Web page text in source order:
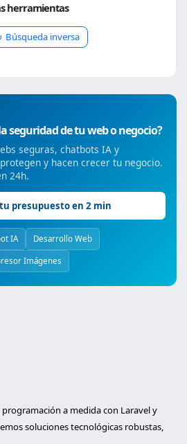
herramientas
Búsqueda inversa
seguridad de tu web o negocio?
seguras, chatbots IA y
y hacen crecer tu negocio.
24h.
presupuesto en 2 min
IA Desarrollo Web
Imágenes
a medida con Laravel y
soluciones tecnológicas robustas,